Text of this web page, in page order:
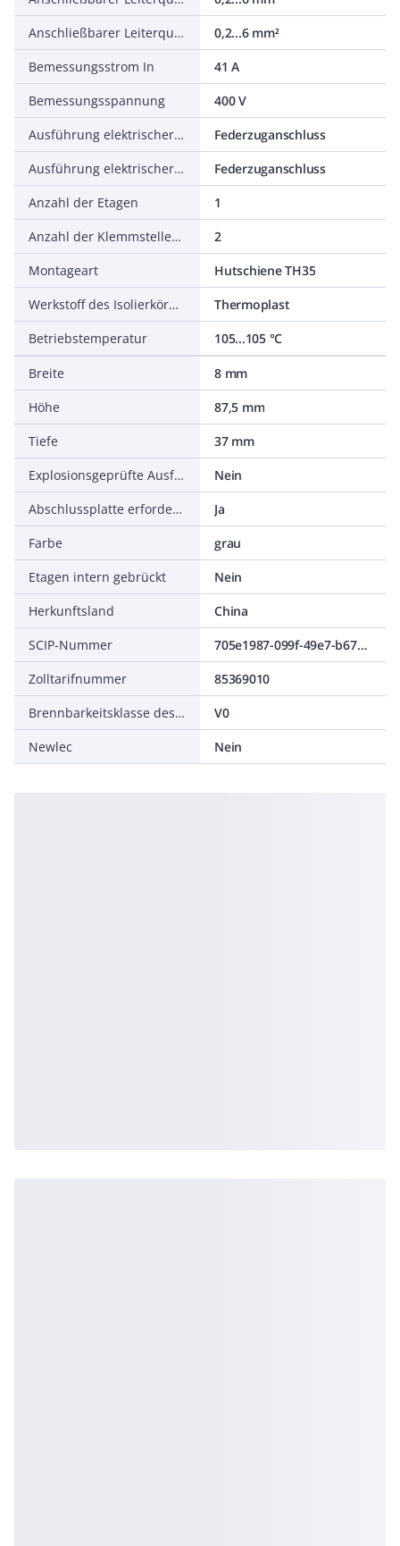
Anschließbarer Leiterquerschnitt mehrdrähtig
0,2...6 mm²
Bemessungsstrom In
41 A
Bemessungsspannung
400 V
Ausführung elektrischer Anschluss 1
Federzuganschluss
Ausführung elektrischer Anschluss 2
Federzuganschluss
Anzahl der Etagen
1
Anzahl der Klemmstellen je Etage
2
Montageart
Hutschiene TH35
Werkstoff des Isolierkörpers
Thermoplast
Betriebstemperatur
105...105 °C
Breite
8 mm
Höhe
87,5 mm
Tiefe
37 mm
Explosionsgeprüfte Ausführung Ex e
Nein
Abschlussplatte erforderlich
Ja
Farbe
grau
Etagen intern gebrückt
Nein
Herkunftsland
China
SCIP-Nummer
705e1987-099f-49e7-b679-7ee1b9eaea52
Zolltarifnummer
85369010
Brennbarkeitsklasse des Isolierstoffs nach UL94
V0
Newlec
Nein